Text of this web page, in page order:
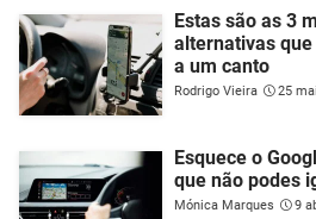
Estas são as 3
alternativas
a um canto
Rodrigo Vieira 25
Esquece o
que não podes
Mónica Marques 9